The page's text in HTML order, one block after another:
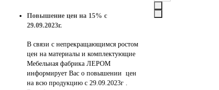
Повышение цен на 15% с
29.09.2023г.
В связи с непрекращающимся ростом
цен на материалы и комплектующие
Мебельная фабрика ЛЕРОМ
информирует Вас о повышении цен
на всю продукцию с 29.09.2023г .